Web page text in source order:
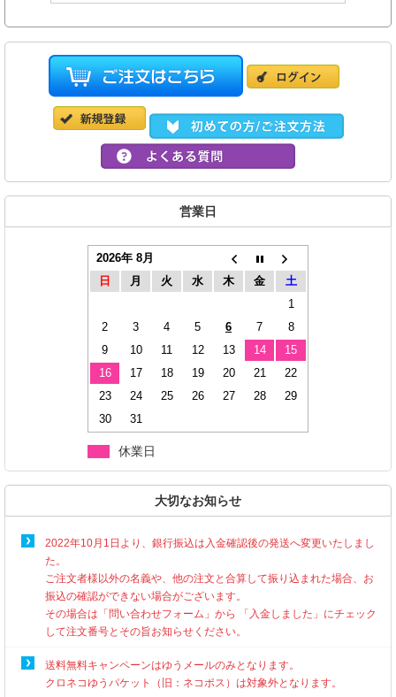
営業日
2026年 8月
日
月 火 水 木 金
土
1
2
3 4 5 6 7
8
9
10 11 12 13 14
15
16
17 18 19 20 21
22
23
24 25 26 27 28
29
30
31
休業日
大切なお知らせ
2022年10月1日より、銀行振込は入金確認後の発送へ変更いたしまし
た。
ご注文者様以外の名義や、他の注文と合算して振り込まれた場合、お
振込の確認ができない場合がございます。
その場合は「問い合わせフォーム」から 「入金しました」にチェック
して注文番号とその旨お知らせください。
送料無料キャンペーンはゆうメールのみとなります。
クロネコゆうパケット（旧：ネコポス）は対象外となります。